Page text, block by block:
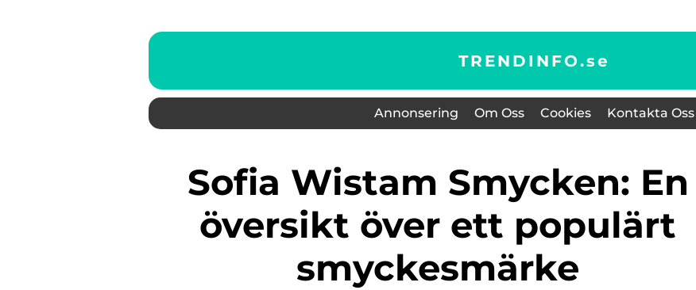
TRENDINFO.se
Annonsering Om Oss Cookies Kontakta Oss
Sofia Wistam Smycken: En
översikt över ett populärt
smyckesmärke